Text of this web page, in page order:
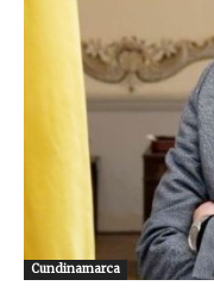
Cundinamarca